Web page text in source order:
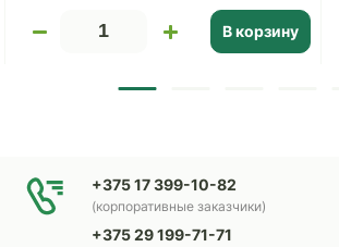
В корзину
+375 17 399-10-82
(корпоративные заказчики)
+375 29 199-71-71